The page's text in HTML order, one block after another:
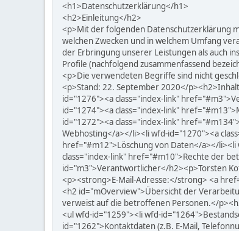
<h1>Datenschutzerklärung</h1>
<h2>Einleitung</h2>
<p>Mit der folgenden Datenschutzerklärung
welchen Zwecken und in welchem Umfang
der Erbringung unserer Leistungen als auch
Profile (nachfolgend zusammenfassend
<p>Die verwendeten Begriffe sind nicht
<p>Stand: 22. September 2020</
id="1276"><a class="index-link"
id="1274"><a class="index-link"
id="1272"><a class="index-link"
Webhosting</a></li><li wfd-id="1270"><a
href="#m12">Löschung von Daten</a></
class="index-link" href="#m10">Rechte der
id="m3">Verantwortlicher</h2><p>Torsten
<p><strong>E-Mail-Adresse:</strong> <a
<h2 id="mOverview">Übersicht der
verweist auf die betroffenen Personen.</
<ul wfd-id="1259"><li wfd-
id="1262">Kontaktdaten (z.B. E-Mail,